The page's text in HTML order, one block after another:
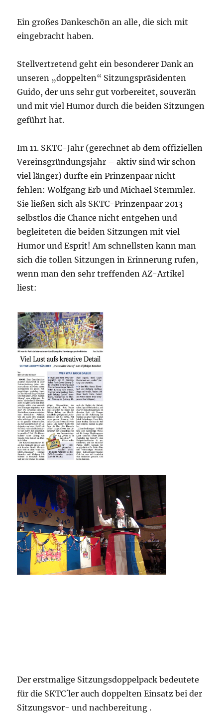
Ein großes Dankeschön an alle, die sich mit
eingebracht haben.
Stellvertretend geht ein besonderer Dank an
unseren „doppelten“ Sitzungspräsidenten
Guido, der uns sehr gut vorbereitet, souverän
und mit viel Humor durch die beiden Sitzungen
geführt hat.
Im 11. SKTC-Jahr (gerechnet ab dem offiziellen
Vereinsgründungsjahr – aktiv sind wir schon
viel länger) durfte ein Prinzenpaar nicht
fehlen: Wolfgang Erb und Michael Stemmler.
Sie ließen sich als SKTC-Prinzenpaar 2013
selbstlos die Chance nicht entgehen und
begleiteten die beiden Sitzungen mit viel
Humor und Esprit! Am schnellsten kann man
sich die tollen Sitzungen in Erinnerung rufen,
wenn man den sehr treffenden AZ-Artikel
liest:
Der erstmalige Sitzungsdoppelpack bedeutete
für die SKTC´ler auch doppelten Einsatz bei der
Sitzungsvor- und nachbereitung .